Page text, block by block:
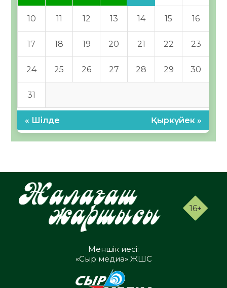
10 11 12 13 14 15 16
17 18 19 20 21 22 23
24 25 26 27 28 29 30
31
« Шілде Қыркүйек »
16+
Меншік иесі:
«Сыр медиа» ЖШС